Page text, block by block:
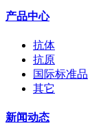
产品中心
抗体
抗原
国际标准品
其它
新闻动态